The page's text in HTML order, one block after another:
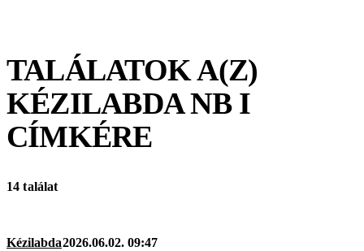
TALÁLATOK A(Z)
KÉZILABDA NB I
CÍMKÉRE
14 találat
Kézilabda2026.06.02. 09:47